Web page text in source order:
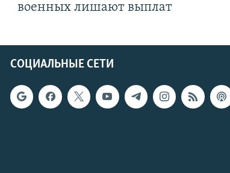
военных лишают выплат
СОЦИАЛЬНЫЕ СЕТИ